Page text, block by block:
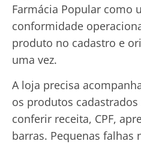
Farmácia Popular como
conformidade
produto no cadastro e
uma vez.
A loja precisa
os produtos
conferir receita, CPF,
barras. Pequenas falhas